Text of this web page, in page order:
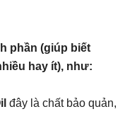
phần (giúp biết
hay ít), như:
đây là chất bảo quản,